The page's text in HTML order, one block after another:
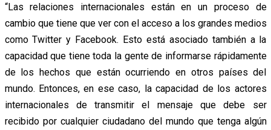
“Las relaciones internacionales están en un proceso de
cambio que tiene que ver con el acceso a los grandes medios
como Twitter y Facebook. Esto está asociado también a la
capacidad que tiene toda la gente de informarse rápidamente
de los hechos que están ocurriendo en otros países del
mundo. Entonces, en ese caso, la capacidad de los actores
internacionales de transmitir el mensaje que debe ser
recibido por cualquier ciudadano del mundo que tenga algún